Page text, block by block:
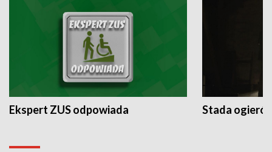
Ekspert ZUS odpowiada Stada